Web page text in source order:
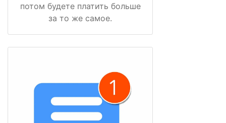
потом будете платить больше
за то же самое.